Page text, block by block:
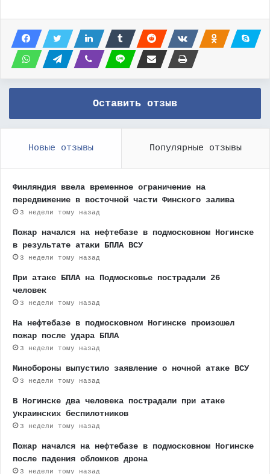
Оставить отзыв
Новые отзывы Популярные отзывы
Финляндия ввела временное ограничение на
передвижение в восточной части Финского залива
3 недели тому назад
Пожар начался на нефтебазе в подмосковном Ногинске
в результате атаки БПЛА ВСУ
3 недели тому назад
При атаке БПЛА на Подмосковье пострадали 26
человек
3 недели тому назад
На нефтебазе в подмосковном Ногинске произошел
пожар после удара БПЛА
3 недели тому назад
Минобороны выпустило заявление о ночной атаке ВСУ
3 недели тому назад
В Ногинске два человека пострадали при атаке
украинских беспилотников
3 недели тому назад
Пожар начался на нефтебазе в подмосковном Ногинске
после падения обломков дрона
3 недели тому назад